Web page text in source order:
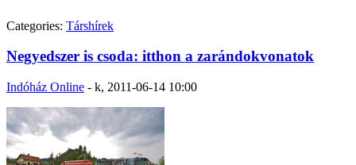
Categories: Társhírek
Negyedszer is csoda: itthon a zarándokvonatok
Indóház Online - k, 2011-06-14 10:00